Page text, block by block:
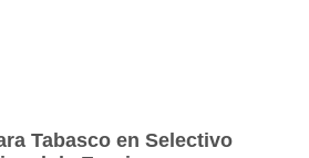
Tabasco en Selectivo